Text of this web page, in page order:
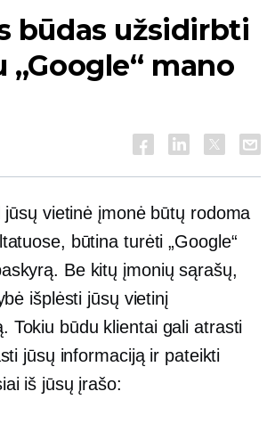
būdas užsidirbti
„Google“ mano
vietinė įmonė būtų rodoma
būtina turėti „Google“
Be kitų įmonių sąrašų,
išplėsti jūsų vietinį
Tokiu būdu klientai gali atrasti
jūsų informaciją ir pateikti
iš jūsų įrašo: